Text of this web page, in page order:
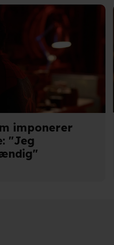
Du kan altid trække dit
Vi bruger egne cookies og
funktionalitet, generere
Når vi anvender cookies,
læse mere om vores brug af
imponerer
"Jeg